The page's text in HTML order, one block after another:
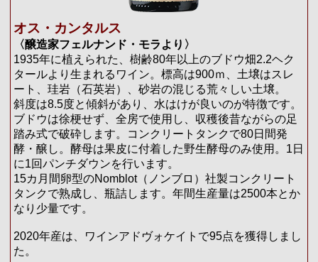
オス・カンタルス
〈醸造家フェルナンド・モラより〉
1935年に植えられた、樹齢80年以上のブドウ畑2.2ヘク
タールより生まれるワイン。標高は900ｍ、土壌はスレ
ート、珪岩（石英岩）、砂岩の混じる荒々しい土壌。
斜度は8.5度と傾斜があり、水はけが良いのが特徴です。
ブドウは徐梗せず、全房で使用し、収穫後昔ながらの足
踏み式で破砕します。コンクリートタンクで80日間発
酵・醸し。酵母は果皮に付着した野生酵母のみ使用。1日
に1回パンチダウンを行います。
15カ月間卵型のNomblot（ノンブロ）社製コンクリート
タンクで熟成し、瓶詰します。年間生産量は2500本とか
なり少量です。
2020年産は、ワインアドヴォケイトで95点を獲得しまし
た。